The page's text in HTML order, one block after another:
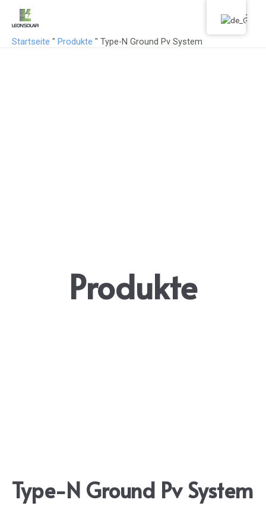
Inhalt
Startseite " Produkte " Type-N Ground Pv System
Produkte
Type-N Ground Pv System